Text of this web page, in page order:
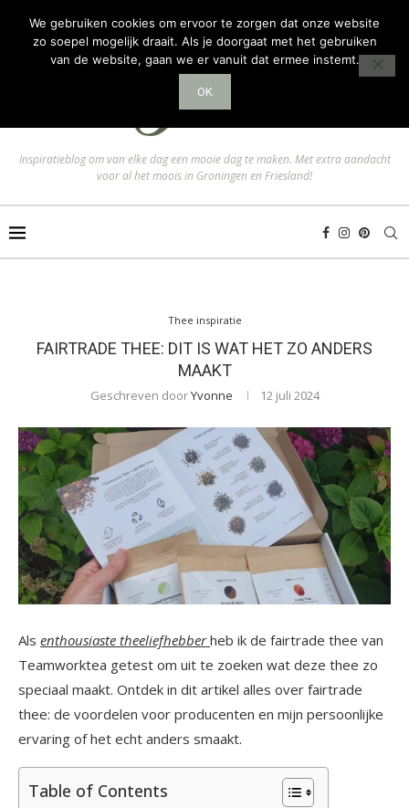
Inspiratieblog om van elke dag een mooie dag te maken. Met extra aandacht
voor al het moois in Groningen en Friesland!
Thee inspiratie
FAIRTRADE THEE: DIT IS WAT HET ZO ANDERS
MAAKT
Geschreven doorYvonne 12 juli 2024
Als enthousiaste theeliefhebber heb ik de fairtrade thee van
Teamworktea getest om uit te zoeken wat deze thee zo
speciaal maakt. Ontdek in dit artikel alles over fairtrade
thee: de voordelen voor producenten en mijn persoonlijke
ervaring of het echt anders smaakt.
Table of Contents
We gebruiken cookies om ervoor te zorgen dat onze website
zo soepel mogelijk draait. Als je doorgaat met het gebruiken
van de website, gaan we er vanuit dat ermee instemt.
OK